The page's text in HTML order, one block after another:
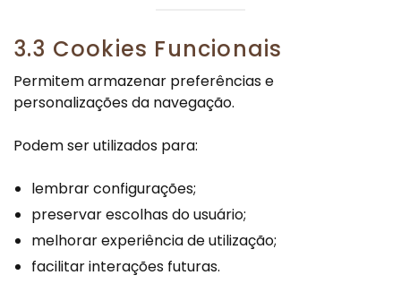
3.3 Cookies Funcionais
Permitem armazenar preferências e
personalizações da navegação.
Podem ser utilizados para:
lembrar configurações;
preservar escolhas do usuário;
melhorar experiência de utilização;
facilitar interações futuras.